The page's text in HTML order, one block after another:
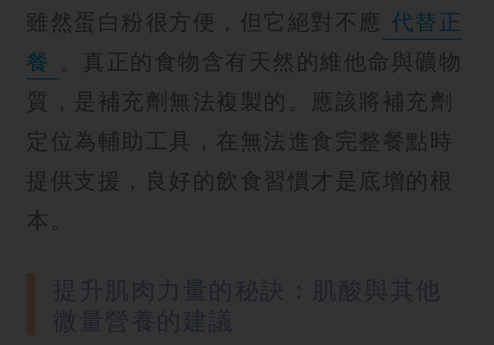
雖然蛋白粉很方便，但它絕對不應 代替正
餐
。真正的食物含有天然的維他命與礦物
質，是補充劑無法複製的。應該將補充劑
定位為輔助工具，在無法進食完整餐點時
提供支援，良好的飲食習慣才是底增的根
本。